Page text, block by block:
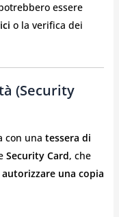
essere
o la verifica dei
(Security
con una tessera di
Security Card, che
autorizzare una copia